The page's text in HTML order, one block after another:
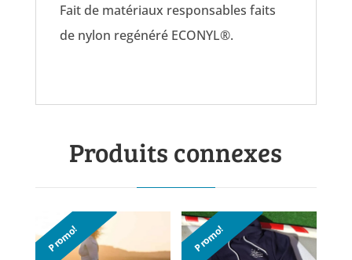
Fait de matériaux responsables faits
de nylon regénéré ECONYL®.
Produits connexes
Promo! Promo!